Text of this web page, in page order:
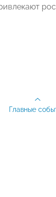
Главные